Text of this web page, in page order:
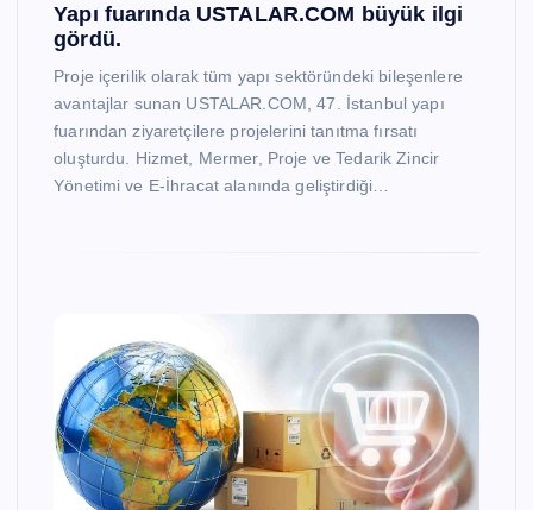
Yapı fuarında USTALAR.COM büyük ilgi
gördü.
Proje içerilik olarak tüm yapı sektöründeki bileşenlere
avantajlar sunan USTALAR.COM, 47. İstanbul yapı
fuarından ziyaretçilere projelerini tanıtma fırsatı
oluşturdu. Hizmet, Mermer, Proje ve Tedarik Zincir
Yönetimi ve E-İhracat alanında geliştirdiği…